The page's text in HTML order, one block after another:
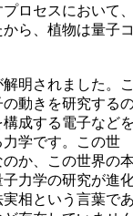
ロセスにおいて、
ら、植物は量子コ
明されました。こ
動きを研究する
成する電子などを
学です。この世
か、この世界の
力学の研究が進
相という言葉であ